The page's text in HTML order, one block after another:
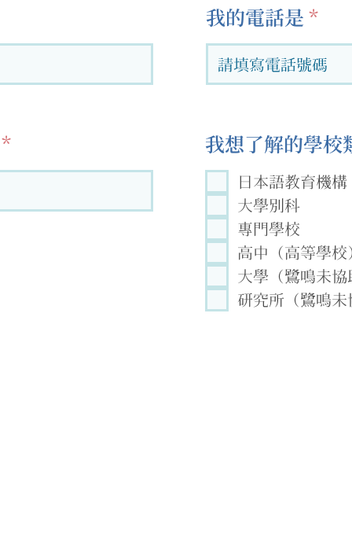
我的電話是
我想了解的學校
日本語教育機構
大學別科
專門學校
高中（高等學校
大學（鷺鳴未協
研究所（鷺鳴未